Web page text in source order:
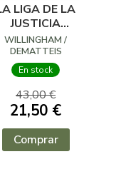
LIGA DE LA
JUSTICIA
1
8 ¿ALGO QUE
OBJETAR?
WILLINGHAM /
DEMATTEIS
En stock
43,00 €
21,50 €
Comprar